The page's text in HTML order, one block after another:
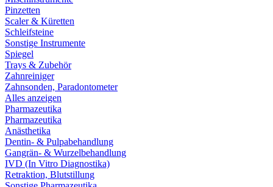
Pinzetten
Scaler & Küretten
Schleifsteine
Sonstige Instrumente
Spiegel
Trays & Zubehör
Zahnreiniger
Zahnsonden, Paradontometer
Alles anzeigen
Pharmazeutika
Pharmazeutika
Anästhetika
Dentin- & Pulpabehandlung
Gangrän- & Wurzelbehandlung
IVD (In Vitro Diagnostika)
Retraktion, Blutstillung